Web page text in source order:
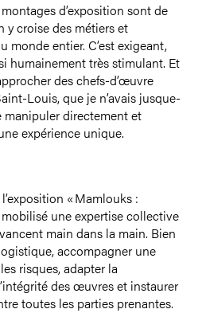
d’exposition sont de
y croise des métiers et
monde entier. C’est exigeant,
humainement très stimulant. Et
des chefs-d’œuvre
Louis, que je n’avais jusque-
manipuler directement et
expérience unique.
« Mamlouks :
mobilisé une expertise collective
main dans la main. Bien
accompagner une
risques, adapter la
des œuvres et instaurer
toutes les parties prenantes.